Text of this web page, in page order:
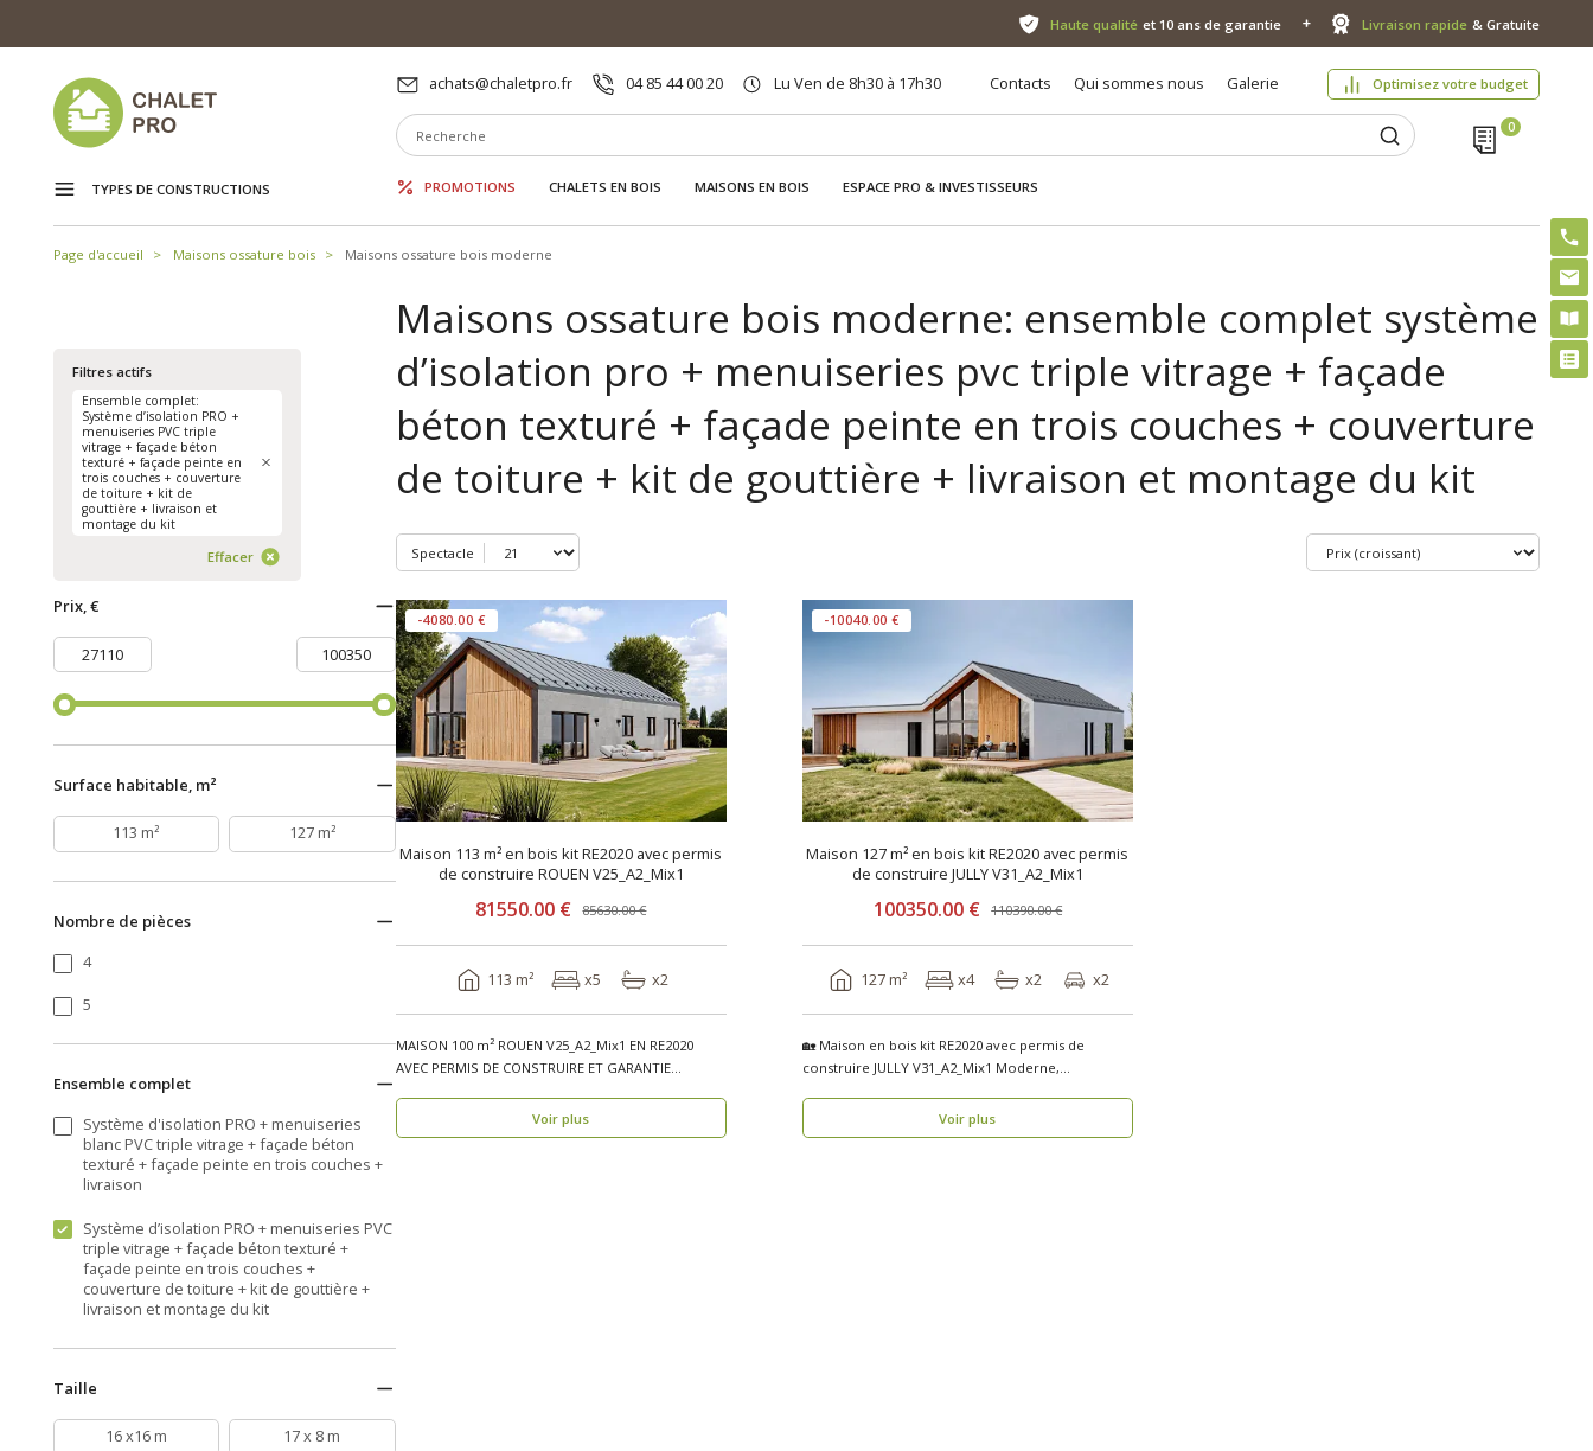
Haute qualité et 10 ans de garantie Livraison rapide & Gratuite
achats@chaletpro.fr 04 85 44 00 20 Lu Ven de 8h30 à 17h30 Contacts Qui sommes nous Galerie Optimisez votre budget
TYPES DE CONSTRUCTIONS PROMOTIONS CHALETS EN BOIS MAISONS EN BOIS ESPACE PRO & INVESTISSEURS
Page d'accueil Maisons ossature bois Maisons ossature bois moderne
Filtres actifs
Ensemble complet:
Système d’isolation PRO +
menuiseries PVC triple
vitrage + façade béton
texturé + façade peinte en
trois couches + couverture
de toiture + kit de
gouttière + livraison et
montage du kit
Effacer
Prix, €
Surface habitable, m²
113 m² 127 m²
Nombre de pièces
4
5
Ensemble complet
Système d'isolation PRO + menuiseries
blanc PVC triple vitrage + façade béton
texturé + façade peinte en trois couches +
livraison
Système d’isolation PRO + menuiseries PVC
triple vitrage + façade béton texturé +
façade peinte en trois couches +
couverture de toiture + kit de gouttière +
livraison et montage du kit
Taille
16 x16 m 17 x 8 m
Maisons ossature bois moderne: ensemble complet système
d’isolation pro + menuiseries pvc triple vitrage + façade
béton texturé + façade peinte en trois couches + couverture
de toiture + kit de gouttière + livraison et montage du kit
Spectacle
-4080.00 €
Maison 113 m² en bois kit RE2020 avec permis
de construire ROUEN V25_A2_Mix1
81550.00 € 85630.00 €
113 m² x5 x2
MAISON 100 m² ROUEN V25_A2_Mix1 EN RE2020
AVEC PERMIS DE CONSTRUIRE ET GARANTIE
Voir plus
-10040.00 €
Maison 127 m² en bois kit RE2020 avec permis
de construire JULLY V31_A2_Mix1
100350.00 € 110390.00 €
127 m² x4 x2 x2
🏡 Maison en bois kit RE2020 avec permis de
construire JULLY V31_A2_Mix1 Moderne,
Voir plus